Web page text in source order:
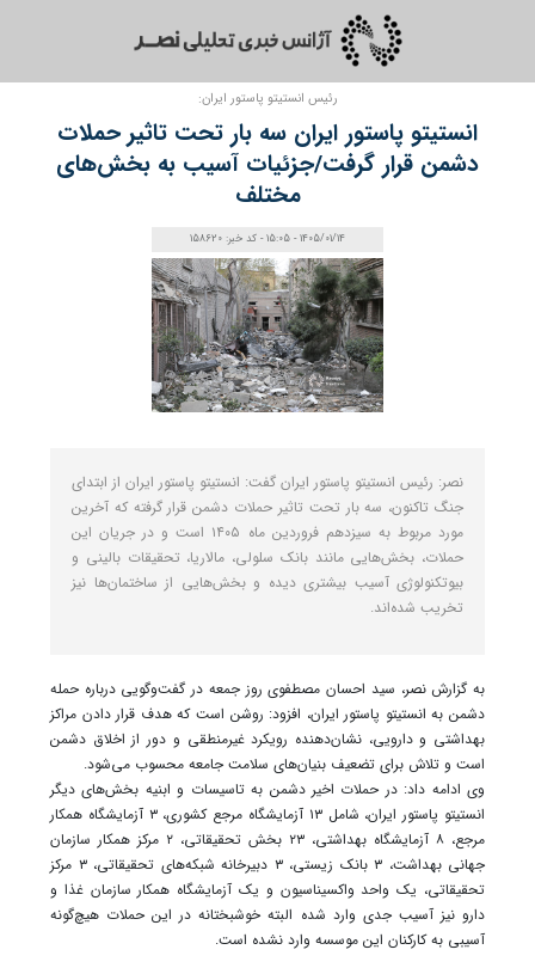
رئیس انستیتو پاستور ایران:
انستیتو پاستور ایران سه بار تحت تاثیر حملات
دشمن قرار گرفت/جزئیات آسیب به بخش‌های
مختلف
1405/01/14 - 15:05 - کد خبر: 158620
نصر: رئیس انستیتو پاستور ایران گفت: انستیتو پاستور ایران از ابتدای
جنگ تاکنون، سه بار تحت تاثیر حملات دشمن قرار گرفته که آخرین
مورد مربوط به سیزدهم فروردین ماه ۱۴۰۵ است و در جریان این
حملات، بخش‌هایی مانند بانک سلولی، مالاریا، تحقیقات بالینی و
بیوتکنولوژی آسیب بیشتری دیده و بخش‌هایی از ساختمان‌ها نیز
تخریب شده‌اند.
به گزارش نصر، سید احسان مصطفوی روز جمعه در گفت‌وگویی درباره حمله
دشمن به انستیتو پاستور ایران، افزود: روشن است که هدف قرار دادن مراکز
بهداشتی و دارویی، نشان‌دهنده رویکرد غیرمنطقی و دور از اخلاق دشمن
است و تلاش برای تضعیف بنیان‌های سلامت جامعه محسوب می‌شود.
وی ادامه داد: در حملات اخیر دشمن به تاسیسات و ابنیه بخش‌های دیگر
انستیتو پاستور ایران، شامل ۱۳ آزمایشگاه مرجع کشوری، ۳ آزمایشگاه‌ همکار
مرجع، ۸ آزمایشگاه بهداشتی، ۲۳ بخش تحقیقاتی، ۲ مرکز همکار سازمان
جهانی بهداشت، ۳ بانک زیستی، ۳ دبیرخانه شبکه‌های تحقیقاتی، ۳ مرکز
تحقیقاتی، یک واحد واکسیناسیون و یک آزمایشگاه همکار سازمان غذا و
دارو نیز آسیب جدی وارد شده البته خوشبختانه در این حملات هیچ‌گونه
آسیبی به کارکنان این موسسه وارد نشده است.